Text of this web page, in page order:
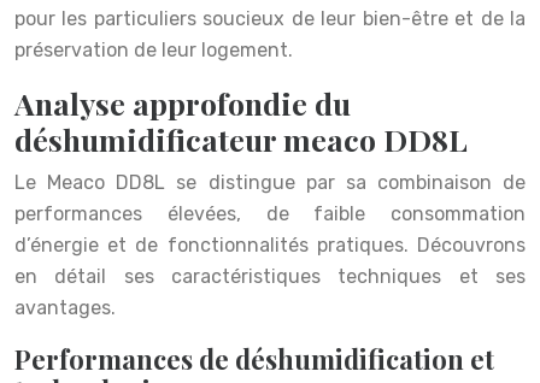
pour les particuliers soucieux de leur bien-être et de la
préservation de leur logement.
Analyse approfondie du
déshumidificateur meaco DD8L
Le Meaco DD8L se distingue par sa combinaison de
performances élevées, de faible consommation
d’énergie et de fonctionnalités pratiques. Découvrons
en détail ses caractéristiques techniques et ses
avantages.
Performances de déshumidification et